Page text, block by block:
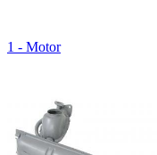
1 - Motor